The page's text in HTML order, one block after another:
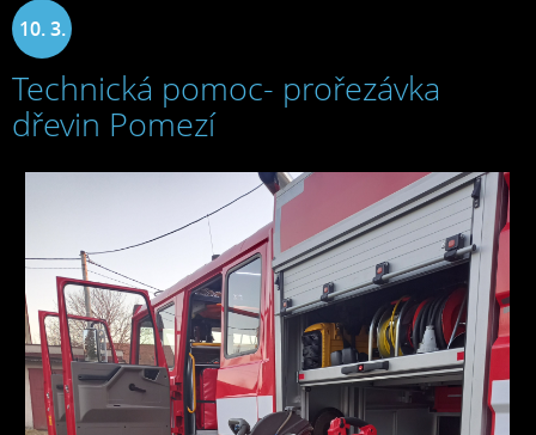
10. 3.
2022
Technická pomoc- prořezávka
dřevin Pomezí